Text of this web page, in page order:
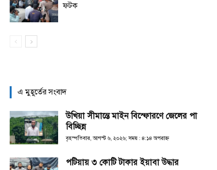
ফটক
এ মুহূর্তের সংবাদ
উখিয়া সীমান্তে মাইন বিস্ফোরণে জেলের পা
বিচ্ছিন্ন
বৃহস্পতিবার, আগস্ট ৬, ২০২৬; সময় : ৪:১৪ অপরাহ্ণ
পটিয়ায় ৩ কোটি টাকার ইয়াবা উদ্ধার